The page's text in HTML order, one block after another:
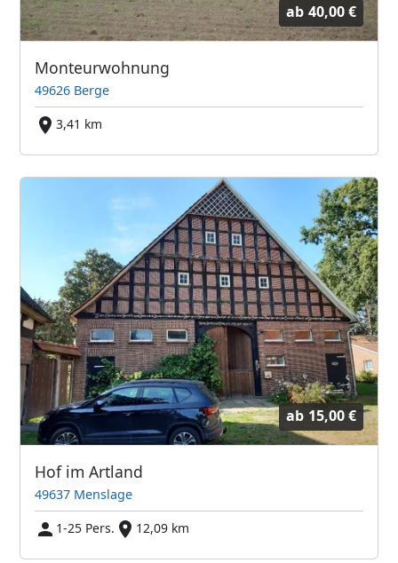
ab 40,00 €
Monteurwohnung
49626 Berge
3,41 km
ab 15,00 €
Hof im Artland
49637 Menslage
1-25 Pers.
12,09 km